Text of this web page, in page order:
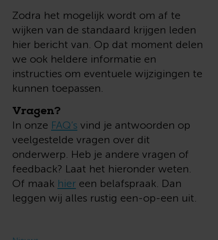
Zodra het mogelijk wordt om af te
wijken van de standaard krijgen leden
hier bericht van. Op dat moment delen
we ook heldere informatie en
instructies om eventuele wijzigingen te
kunnen toepassen.
Vragen?
In onze FAQ’s vind je antwoorden op
veelgestelde vragen over dit
onderwerp. Heb je andere vragen of
feedback? Laat het hieronder weten.
Of maak hier een belafspraak. Dan
leggen wij alles rustig een-op-een uit.